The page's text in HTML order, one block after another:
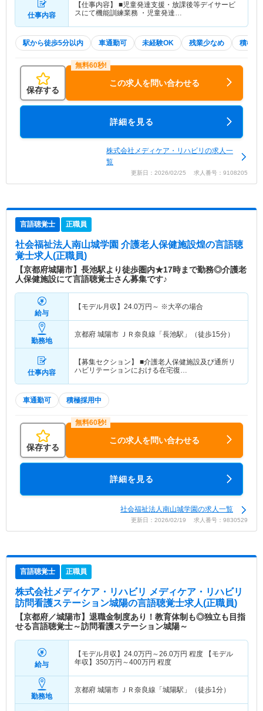
仕事内容
【仕事内容】 ■児童発達支援・放課後等デイサービ
スにて機能訓練業務 ・児童発達…
駅から徒歩5分以内 車通勤可 未経験OK 残業少なめ 積極採
保存する
この求人を問い合わせる
詳細を見る
株式会社メディケア・リハビリの求人一
覧
更新日：2026/02/25 求人番号：9108205
言語聴覚士 正職員
社会福祉法人南山城学園 介護老人保健施設煌の言語聴
覚士求人(正職員)
【京都府城陽市】長池駅より徒歩圏内★17時まで勤務◎介護老
人保健施設にて言語聴覚士さん募集です♪
給与
【モデル月収】 24.0万円～ ※大卒の場合
勤務地
京都府 城陽市 ＪＲ奈良線「長池駅」（徒歩15分）
仕事内容
【募集セクション】 ■介護老人保健施設及び通所リ
ハビリテーションにおける在宅復…
車通勤可 積極採用中
保存する
この求人を問い合わせる
詳細を見る
社会福祉法人南山城学園の求人一覧
更新日：2026/02/19 求人番号：9830529
言語聴覚士 正職員
株式会社メディケア・リハビリ メディケア・リハビリ
訪問看護ステーション城陽の言語聴覚士求人(正職員)
【京都府／城陽市】退職金制度あり！教育体制も◎独立も目指
せる言語聴覚士～訪問看護ステーション城陽～
給与
【モデル月収】 24.0万円～26.0万円 程度 【モデル
年収】 350万円～400万円 程度
勤務地
京都府 城陽市 ＪＲ奈良線「城陽駅」（徒歩1分）